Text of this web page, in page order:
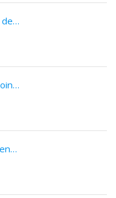
BNP Paribas Chambéry 3 Place de L'hôtel de Ville
BNP Paribas Chambéry Rond Point Du Stade
BNP Paribas Voiron 22 Cours Senozan